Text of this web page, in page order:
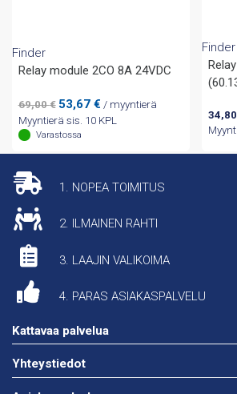
Finder
Relay module 2CO 8A 24VDC
69,00€ Alkuperäinen
hinta
oli:
53,67 €Nykyinen
hinta
/ myyntierä
Myyntierä sis. 10 KPL
Varastossa
Finder
34,80
1. NOPEA TOIMITUS
2. ILMAINEN RAHTI
3. LAAJIN VALIKOIMA
4. PARAS ASIAKASPALVELU
Kattavaa palvelua
Yhteystiedot